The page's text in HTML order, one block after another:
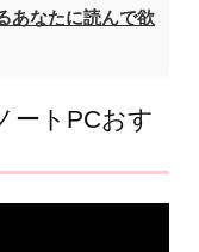
あなたに読んで欲
ートPCおす